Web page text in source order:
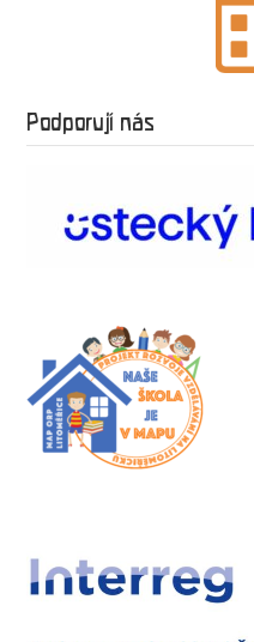
Podporují nás